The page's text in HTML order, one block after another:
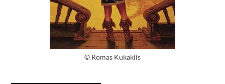
© Romas Kukaklis